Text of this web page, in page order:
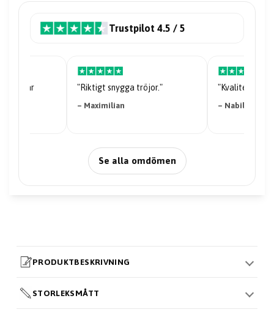
Trustpilot 4.5 / 5
är "Riktigt snygga tröjor."
– Maximilian
"Kvaliteten på
– Nabil Abdi
Se alla omdömen
PRODUKTBESKRIVNING
STORLEKSMÅTT